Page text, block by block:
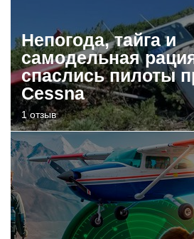
Непогода, тайга и
самодельная
спаслись пилоты
Cessna
1 отзыв